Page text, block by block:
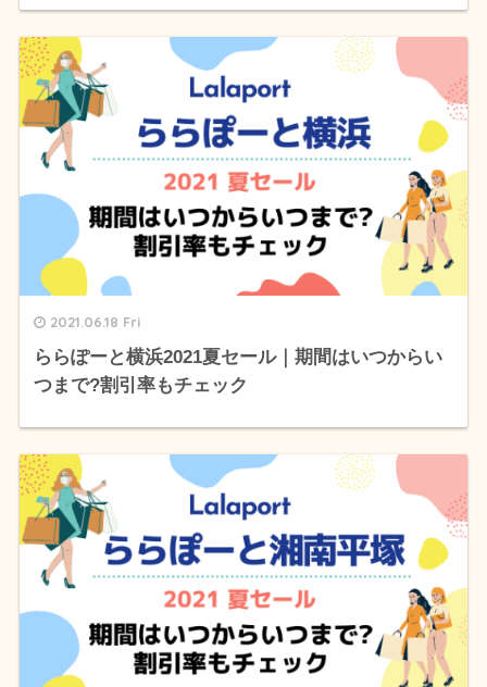
2021.06.18 Fri
ららぽーと横浜2021夏セール｜期間はいつからい
つまで?割引率もチェック